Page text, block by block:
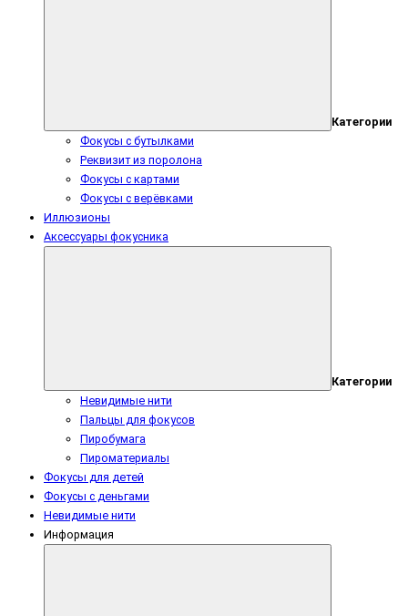
Категории
Фокусы с бутылками
Реквизит из поролона
Фокусы с картами
Фокусы с верёвками
Иллюзионы
Аксессуары фокусника
Категории
Невидимые нити
Пальцы для фокусов
Пиробумага
Пироматериалы
Фокусы для детей
Фокусы с деньгами
Невидимые нити
Информация